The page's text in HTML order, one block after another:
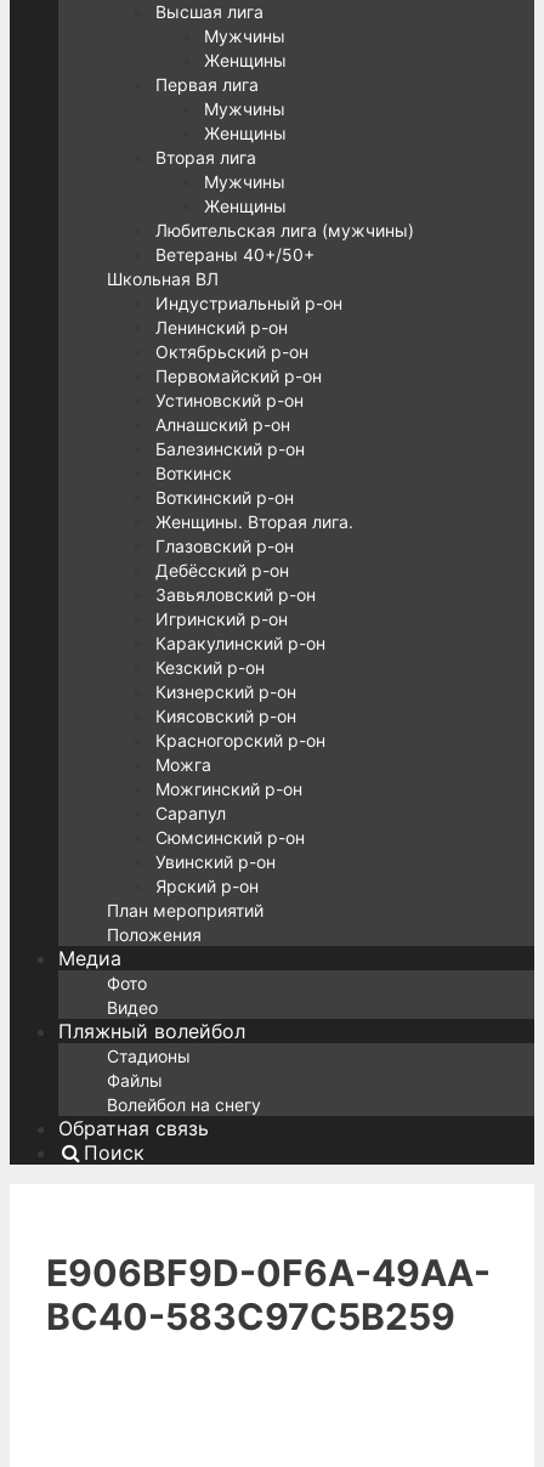
Высшая лига
Мужчины
Женщины
Первая лига
Мужчины
Женщины
Вторая лига
Мужчины
Женщины
Любительская лига (мужчины)
Ветераны 40+/50+
Школьная ВЛ
Индустриальный р-он
Ленинский р-он
Октябрьский р-он
Первомайский р-он
Устиновский р-он
Алнашский р-он
Балезинский р-он
Воткинск
Воткинский р-он
Женщины. Вторая лига.
Глазовский р-он
Дебёсский р-он
Завьяловский р-он
Игринский р-он
Каракулинский р-он
Кезский р-он
Кизнерский р-он
Киясовский р-он
Красногорский р-он
Можга
Можгинский р-он
Сарапул
Сюмсинский р-он
Увинский р-он
Ярский р-он
План мероприятий
Положения
Медиа
Фото
Видео
Пляжный волейбол
Стадионы
Файлы
Волейбол на снегу
Обратная связь
Поиск
E906BF9D-0F6A-49AA-
BC40-583C97C5B259